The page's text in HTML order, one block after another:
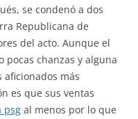
se condenó a dos
Republicana de
del acto. Aunque el
pocas chanzas y alguna
más
es que sus ventas
psg al menos por lo que